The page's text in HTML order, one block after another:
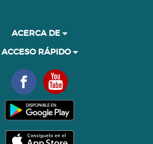
ACERCA DE
ACCESO RÁPIDO